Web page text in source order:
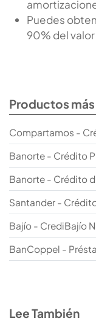
Puedes
90% del
Productos
Compartamos -
Banorte - Crédito
Banorte - Crédito
Santander -
Bajío - CrediBajío
BanCoppel -
Lee También